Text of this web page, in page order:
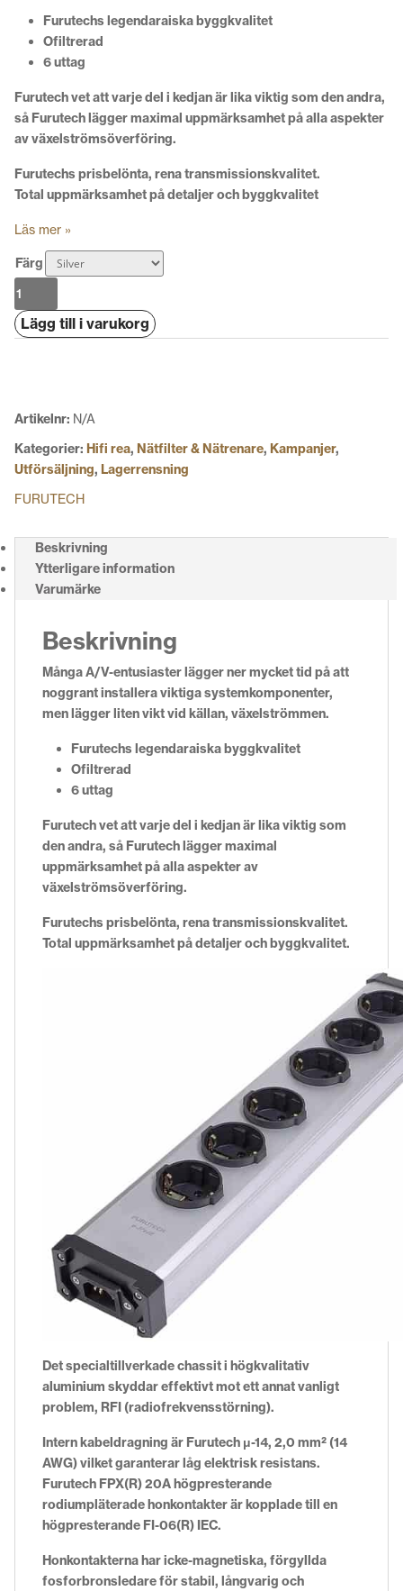
Furutechs legendaraiska byggkvalitet
Ofiltrerad
6 uttag
Furutech vet att varje del i kedjan är lika viktig som den andra,
så Furutech lägger maximal uppmärksamhet på alla aspekter
av växelströmsöverföring.
Furutechs prisbelönta, rena transmissionskvalitet.
Total uppmärksamhet på detaljer och byggkvalitet
Läs mer »
Färg
Furutech
e-
TP66E(G)
Lägg till i varukorg
Artikelnr: N/A
Kategorier: Hifi rea, Nätfilter & Nätrenare, Kampanjer,
Utförsäljning, Lagerrensning
FURUTECH
Beskrivning
Ytterligare information
Varumärke
Beskrivning
Många A/V-entusiaster lägger ner mycket tid på att
noggrant installera viktiga systemkomponenter,
men lägger liten vikt vid källan, växelströmmen.
Furutechs legendaraiska byggkvalitet
Ofiltrerad
6 uttag
Furutech vet att varje del i kedjan är lika viktig som
den andra, så Furutech lägger maximal
uppmärksamhet på alla aspekter av
växelströmsöverföring.
Furutechs prisbelönta, rena transmissionskvalitet.
Total uppmärksamhet på detaljer och byggkvalitet.
Det specialtillverkade chassit i högkvalitativ
aluminium skyddar effektivt mot ett annat vanligt
problem, RFI (radiofrekvensstörning).
Intern kabeldragning är Furutech μ-14, 2,0 mm² (14
AWG) vilket garanterar låg elektrisk resistans.
Furutech FPX(R) 20A högpresterande
rodiumpläterade honkontakter är kopplade till en
högpresterande FI-06(R) IEC.
Honkontakterna har icke-magnetiska, förgyllda
fosforbronsledare för stabil, långvarig och